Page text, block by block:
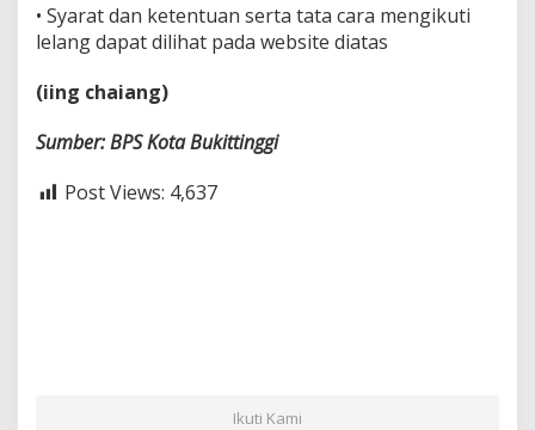
• Syarat dan ketentuan serta tata cara mengikuti
lelang dapat dilihat pada website diatas
(iing chaiang)
Sumber:BPSKotaBukittinggi
Post Views: 4,637
Ikuti Kami